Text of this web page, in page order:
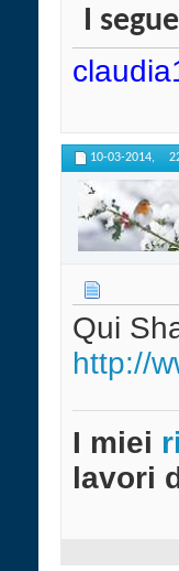
I
10-03-2014,
Qui
http://
I miei
lavori